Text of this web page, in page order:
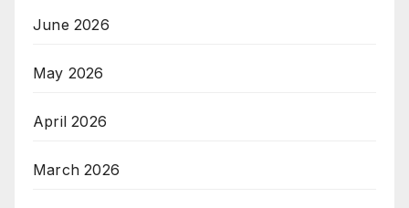
June 2026
May 2026
April 2026
March 2026